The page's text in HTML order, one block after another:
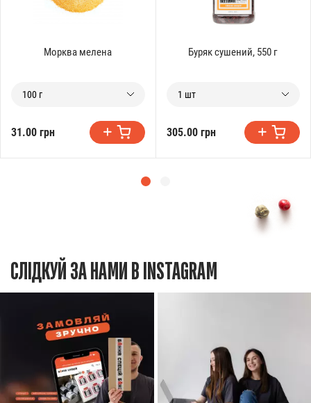
Морква мелена
100 г
31.00 грн
Буряк сушений, 550 г
1 шт
305.00 грн
СЛІДКУЙ ЗА НАМИ В INSTAGRAM